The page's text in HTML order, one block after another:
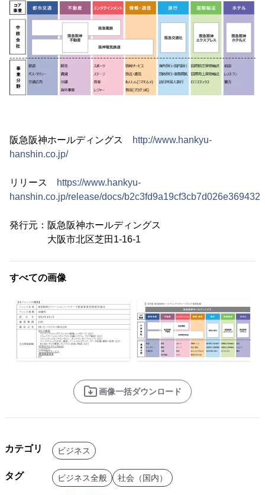
阪急阪神ホールディングス
http://www.hankyu-
hanshin.co.jp/
リリース
https://www.hankyu-
hanshin.co.jp/release/docs/
発行元：阪急阪神ホールディングス
大阪市北区芝田1-16-1
すべての画像
画像一括ダウンロード
カテゴリ ビジネス
タグ ビジネス全般 社会（国内）